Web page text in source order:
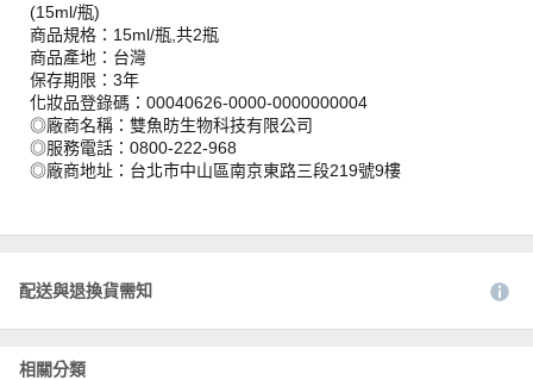
(15ml/瓶)
商品規格：15ml/瓶,共2瓶
商品產地：台灣
保存期限：3年
化妝品登錄碼：00040626-0000-0000000004
◎廠商名稱：雙魚昉生物科技有限公司
◎服務電話：0800-222-968
◎廠商地址：台北市中山區南京東路三段219號9樓
配送與退換貨需知
相關分類